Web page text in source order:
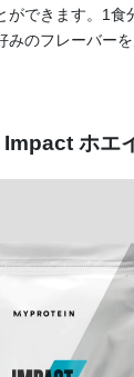
ができます。1食
みのフレーバー
ホエ